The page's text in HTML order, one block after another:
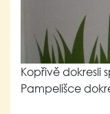
Kopřivě dokresli
Pampelišce